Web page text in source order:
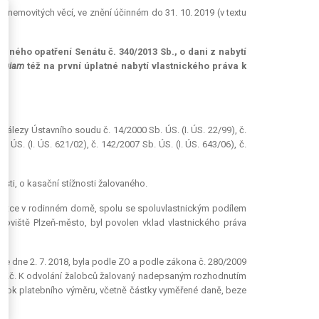
věcí, ve znění účinném do 31. 10. 2019 (v textu
opatření Senátu č. 340/2013 Sb., o dani z nabytí
též na první úplatné nabytí vlastnického práva k
Ústavního soudu č. 14/2000 Sb. ÚS. (I. ÚS. 22/99), č.
ÚS. (I. ÚS. 621/02), č. 142/2007 Sb. ÚS. (I. ÚS. 643/06), č.
o kasační stížnosti žalovaného.
v rodinném domě, spolu se spoluvlastnickým podílem
Plzeň-město, byl povolen vklad vlastnického práva
dne 2. 7. 2018, byla podle ZO a podle zákona č. 280/2009
K odvolání žalobců žalovaný nadepsaným rozhodnutím
platebního výměru, včetně částky vyměřené daně, beze